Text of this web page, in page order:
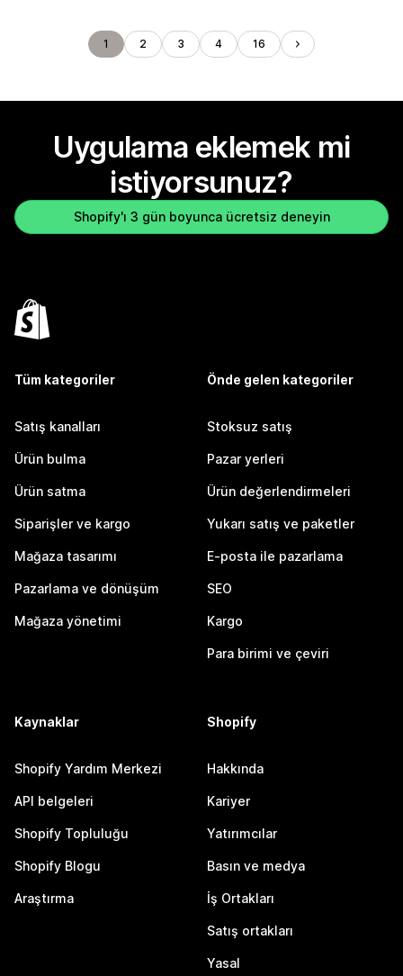
1 2 3 4 16
Uygulama eklemek mi
istiyorsunuz?
Shopify'ı 3 gün boyunca ücretsiz deneyin
Tüm kategoriler
Satış kanalları
Ürün bulma
Ürün satma
Siparişler ve kargo
Mağaza tasarımı
Pazarlama ve dönüşüm
Mağaza yönetimi
Önde gelen kategoriler
Stoksuz satış
Pazar yerleri
Ürün değerlendirmeleri
Yukarı satış ve paketler
E-posta ile pazarlama
SEO
Kargo
Para birimi ve çeviri
Kaynaklar
Shopify Yardım Merkezi
API belgeleri
Shopify Topluluğu
Shopify Blogu
Araştırma
Shopify
Hakkında
Kariyer
Yatırımcılar
Basın ve medya
İş Ortakları
Satış ortakları
Yasal